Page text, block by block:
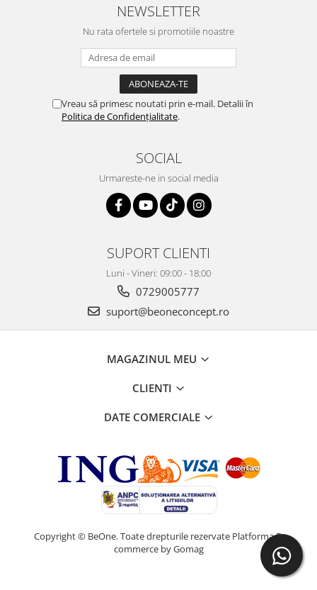
NEWSLETTER
Nu rata ofertele si promotiile noastre
Vreau să primesc noutati prin e-mail. Detalii în
Politica de Confidențialitate.
SOCIAL
Urmareste-ne in social media
SUPORT CLIENTI
Luni - Vineri: 09:00 - 18:00
0729005777
suport@beoneconcept.ro
MAGAZINUL MEU
CLIENTI
DATE COMERCIALE
Copyright © BeOne. Toate drepturile rezervate Platforma E-
commerce by Gomag